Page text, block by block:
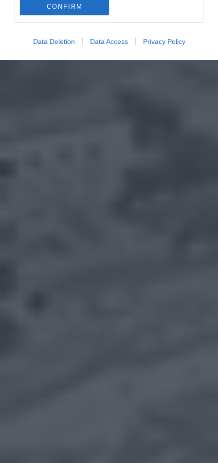
CONFIRM
Data Deletion Data Access Privacy Policy